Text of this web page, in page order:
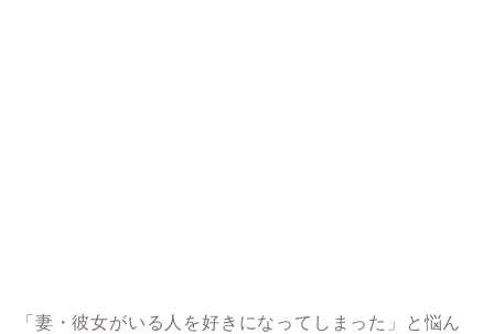
「妻・彼女がいる人を好きになってしまった」と悩ん